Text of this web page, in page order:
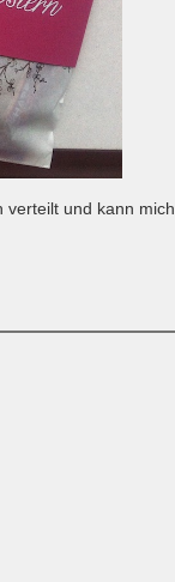
verteilt und kann mich